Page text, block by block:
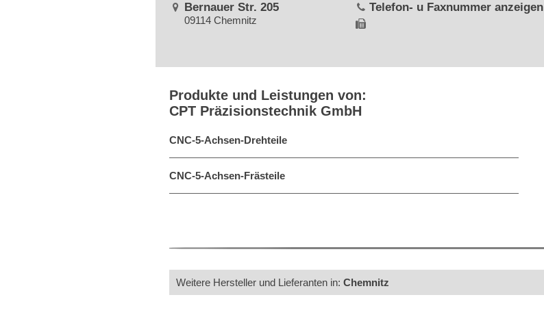
Bernauer Str. 205
09114 Chemnitz
Telefon- u Faxnummer anzeigen
Produkte und Leistungen von:
CPT Präzisionstechnik GmbH
CNC-5-Achsen-Drehteile
CNC-5-Achsen-Frästeile
Weitere Hersteller und Lieferanten in: Chemnitz